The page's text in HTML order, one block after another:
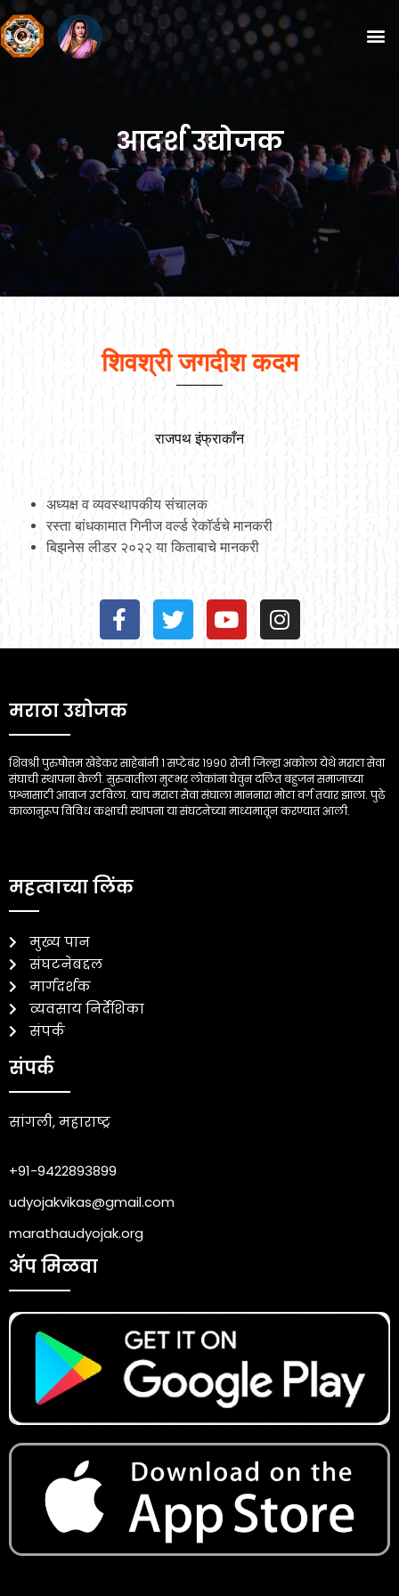
आदर्श उद्योजक
शिवश्री जगदीश कदम
राजपथ इंफ्राकाँन
अध्यक्ष व व्यवस्थापकीय संचालक
रस्ता बांधकामात गिनीज वर्ल्ड रेकॉर्डचे मानकरी
बिझनेस लीडर २०२२ या किताबाचे मानकरी
मराठा उद्योजक
शिवश्री पुरुषोत्तम खेडेकर साहेबांनी १ सप्टेबंर १९९० रोजी जिल्हा अकोला येथे मराठा सेवा
संघाची स्थापना केली. सुरुवातीला मुठभर लोकांना घेवुन दलित बहुजन समाजाच्या
प्रश्नासाठी आवाज उठविला. याच मराठा सेवा संघाला माननारा मोठा वर्ग तयार झाला. पुढे
काळानुरूप विविध कक्षाची स्थापना या संघटनेच्या माध्यमातून करण्यात आली.
महत्वाच्या लिंक
मुख्य पान
संघटनेबद्दल
मार्गदर्शक
व्यवसाय निर्देशिका
संपर्क
संपर्क
सांगली, महाराष्ट्र
+91-9422893899
udyojakvikas@gmail.com
marathaudyojak.org
ॲप मिळवा